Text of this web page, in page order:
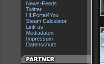
News-Feeds
Twitter
HLPortal4You
Steam Calculator
Link us
Mediadaten
Impressum
Datenschutz